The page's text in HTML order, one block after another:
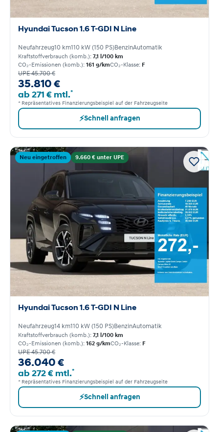
Hyundai Tucson 1.6 T-GDI N Line
Neufahrzeug10 km110 kW (150 PS)BenzinAutomatik
Kraftstoffverbrauch (komb.): 7,1 l/100 km
CO₂-Emissionen (komb.): 161 g/kmCO₂-Klasse: F
UPE 45.700 €
35.810 €
ab 271 € mtl.*
* Repräsentatives Finanzierungsbeispiel auf der Fahrzeugseite
⚡Schnell anfragen
Neu eingetroffen 9.660 € unter UPE
Hyundai Tucson 1.6 T-GDI N Line
Neufahrzeug14 km110 kW (150 PS)BenzinAutomatik
Kraftstoffverbrauch (komb.): 7,1 l/100 km
CO₂-Emissionen (komb.): 162 g/kmCO₂-Klasse: F
UPE 45.700 €
36.040 €
ab 272 € mtl.*
* Repräsentatives Finanzierungsbeispiel auf der Fahrzeugseite
⚡Schnell anfragen